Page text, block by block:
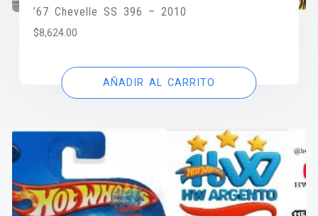
’67 Chevelle SS 396 – 2010
$8,624.00
AÑADIR AL CARRITO